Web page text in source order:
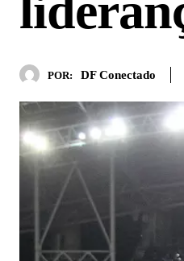
POR: DF Conectado